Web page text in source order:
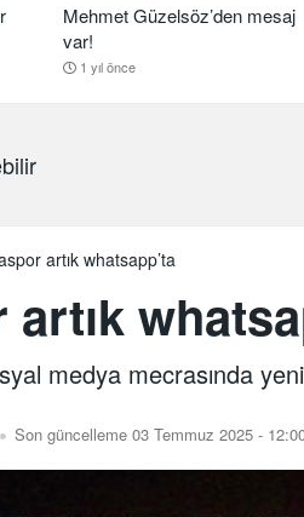
Mehmet Güzelsöz’den mesaj
var!
1 yıl önce
artık whatsapp’ta
medya mecrasında
Son güncelleme 03 Temmuz 2025 -